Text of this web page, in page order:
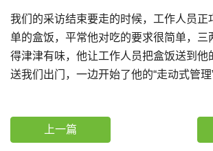
我们的采访结束要走的时候，工作人员正
单的盒饭，平常他对吃的要求很简单，三
得津津有味，他让工作人员把盒饭送到他
送我们出门，一边开始了他的“走动式管
上一篇